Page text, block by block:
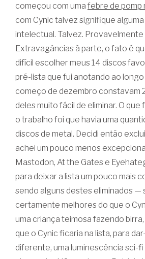
começou com uma febre de pomp
com Cynic talvez signifique
intelectual. Talvez. Provavelmente
Extravagâncias à parte, o fato é
difícil escolher meus 14 discos
pré-lista que fui anotando ao longo
começo de dezembro constavam
deles muito fácil de eliminar. O que
o trabalho foi que havia uma
discos de metal. Decidi então
achei um pouco menos
Mastodon, At the Gates e
para deixar a lista um pouco mais
sendo alguns destes eliminados —
certamente melhores do que o
uma criança teimosa fazendo
que o Cynic ficaria na lista, para
diferente, uma luminescência sci-